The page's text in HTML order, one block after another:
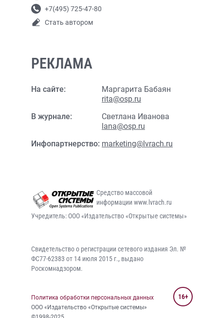
+7(495) 725-47-80
Стать автором
РЕКЛАМА
На сайте:
Маргарита Бабаян
rita@osp.ru
В журнале:
Светлана Иванова
lana@osp.ru
Инфопартнерство: marketing@lvrach.ru
Средство массовой
информации www.lvrach.ru
Учредитель: ООО «Издательство «Открытые системы»
Свидетельство о регистрации сетевого издания Эл. №
ФС77-62383 от 14 июля 2015 г., выдано
Роскомнадзором.
Политика обработки персональных данных
ООО «Издательство «Открытые системы»
16+